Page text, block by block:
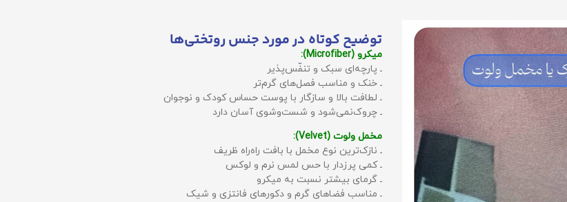
توضیح کوتاه در مورد جنس روتختی‌ها
میکرو (Microfiber):
ـ پارچه‌ای سبک و تنفّس‌پذیر
ـ خنک و مناسب فصل‌های گرم‌تر
ـ لطافت بالا و سازگار با پوست حساس کودک و نوجوان
ـ چروک‌نمی‌شود و شست‌وشوی آسان دارد
مخمل ولوت (Velvet):
ـ نازک‌ترین نوع مخمل با بافت راه‌راه ظریف
ـ کمی پرزدار با حس لمس نرم و لوکس
ـ گرمای بیشتر نسبت به میکرو
ـ مناسب فضاهای گرم و دکورهای فانتزی و شیک